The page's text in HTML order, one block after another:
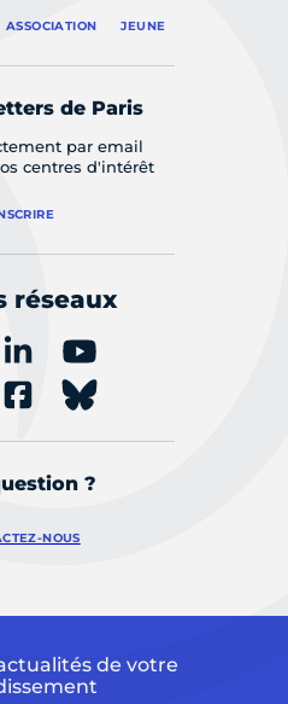
ASSOCIATION JEUNE
de Paris
par email
centres d'intérêt
réseaux
?
NOUS
de votre